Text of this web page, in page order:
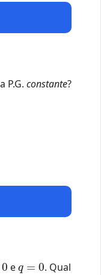
P.G. constante?
e
. Qual